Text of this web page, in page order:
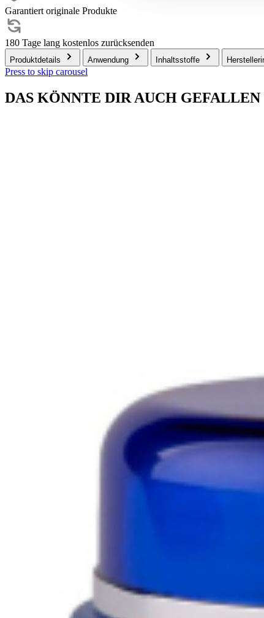
Garantiert originale Produkte
180 Tage lang kostenlos zurücksenden
Produktdetails Anwendung Inhaltsstoffe
Press to skip carousel
DAS KÖNNTE DIR AUCH GEFALLEN